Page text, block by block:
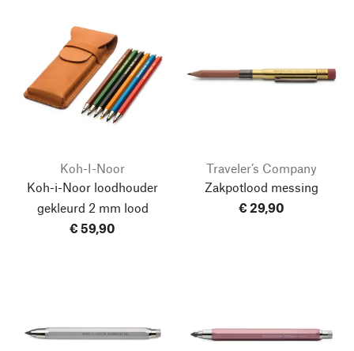
Koh-I-Noor
Koh-i-Noor loodhouder
gekleurd 2 mm lood
€ 59,90
Traveler’s Company
Zakpotlood messing
€ 29,90